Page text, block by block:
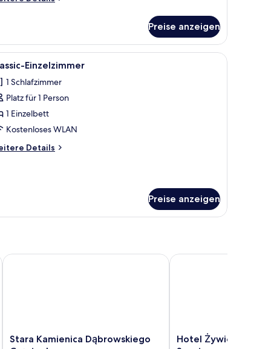
Preise anzeigen
Sessel, einem kleinen Tisch und einem Fenster mit Jalousien.
Schreibtisch, laptopgeeigneter Arbeitsplatz,
1 Einzelzimmer
1 Schlafzimmer
Platz für 1 Person
1 Einzelbett
Kostenloses WLAN
Details
Preise anzeigen
Stara
Stara Kamienica Dąbrowskiego
Stara Kamienica Dąbrowskiego Częstochowa
Hotel
Hotel Żywiecki
Hotel Żywiecki